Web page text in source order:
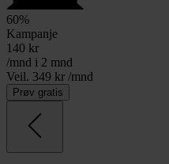
60%
Kampanje
140 kr
/mnd i 2 mnd
Veil. 349 kr /mnd
Prøv gratis